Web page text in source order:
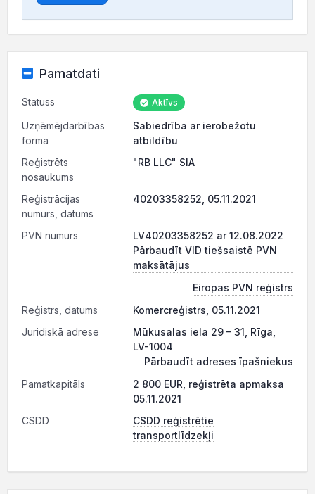
Pamatdati
Statuss Aktīvs
Uzņēmējdarbības
forma
Sabiedrība ar ierobežotu
atbildību
Reģistrēts
nosaukums
"RB LLC" SIA
Reģistrācijas
numurs, datums
40203358252, 05.11.2021
PVN numurs
LV40203358252 ar 12.08.2022
Pārbaudīt VID tiešsaistē PVN
maksātājus
Eiropas PVN reģistrs
Reģistrs, datums
Komercreģistrs, 05.11.2021
Juridiskā adrese
Mūkusalas iela 29 – 31, Rīga,
LV-1004
Pārbaudīt adreses īpašniekus
Pamatkapitāls
2 800 EUR, reģistrēta apmaksa
05.11.2021
CSDD
CSDD reģistrētie
transportlīdzekļi